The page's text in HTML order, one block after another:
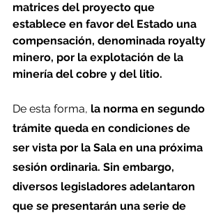
matrices del proyecto que
establece en favor del Estado una
compensación, denominada royalty
minero, por la explotación de la
minería del cobre y del litio.
De esta forma, la norma en segundo
trámite queda en condiciones de
ser vista por la Sala en una próxima
sesión ordinaria. Sin embargo,
diversos legisladores adelantaron
que se presentarán una serie de